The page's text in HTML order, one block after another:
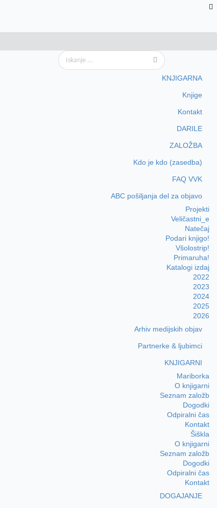
KNJIGARNA
Knjige
Kontakt
DARILE
ZALOŽBA
Kdo je kdo (zasedba)
FAQ VVK
ABC pošiljanja del za objavo
Projekti
Veličastni_e
Natečaj
Podari knjigo!
Všolostrip!
Primaruha!
Katalogi izdaj
2022
2023
2024
2025
2026
Arhiv medijskih objav
Partnerke & ljubimci
KNJIGARNI
Mariborka
O knjigarni
Seznam založb
Dogodki
Odpiralni čas
Kontakt
Šiškla
O knjigarni
Seznam založb
Dogodki
Odpiralni čas
Kontakt
DOGAJANJE